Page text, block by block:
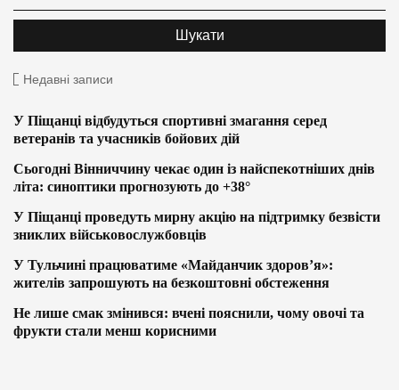
Недавні записи
У Піщанці відбудуться спортивні змагання серед
ветеранів та учасників бойових дій
Сьогодні Вінниччину чекає один із найспекотніших днів
літа: синоптики прогнозують до +38°
У Піщанці проведуть мирну акцію на підтримку безвісти
зниклих військовослужбовців
У Тульчині працюватиме «Майданчик здоров’я»:
жителів запрошують на безкоштовні обстеження
Не лише смак змінився: вчені пояснили, чому овочі та
фрукти стали менш корисними